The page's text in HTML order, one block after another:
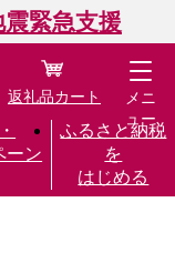
震緊急支援
ーン
ふるさと納税
を
はじめる
返礼品カート
メニ
ュー